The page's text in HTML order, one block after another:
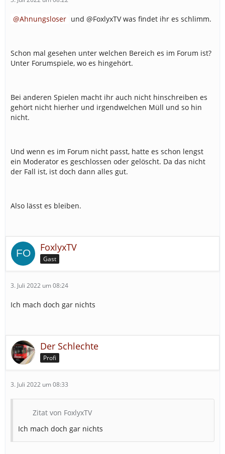
Ahnungsloser und @FoxlyxTV was findet ihr es schlimm.
Schon mal gesehen unter welchen Bereich es im Forum ist?
Unter Forumspiele, wo es hingehört.
Bei anderen Spielen macht ihr auch nicht hinschreiben es
gehört nicht hierher und irgendwelchen Müll und so hin
nicht.
Und wenn es im Forum nicht passt, hatte es schon lengst
ein Moderator es geschlossen oder gelöscht. Da das nicht
der Fall ist, ist doch dann alles gut.
Also lässt es bleiben.
FoxlyxTV
Gast
3. Juli 2022 um 08:24
Ich mach doch gar nichts
Der Schlechte
Profi
3. Juli 2022 um 08:33
Zitat von FoxlyxTV
Ich mach doch gar nichts